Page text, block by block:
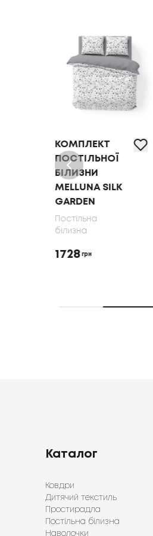
КОМПЛЕКТ
ПОСТІЛЬНОЇ
БІЛИЗНИ
MELLUNA SILK
GARDEN
Постільна
білизна
1728 грн
Каталог
Ковдри
Дитячий текстиль
Простирадла
Постільна білизна
Наволочки